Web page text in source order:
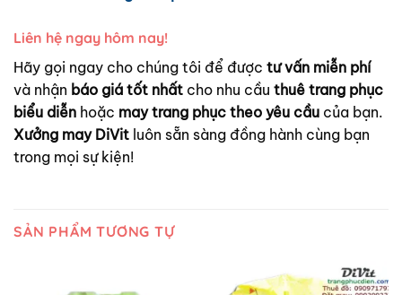
Liên hệ ngay hôm nay!
Hãy gọi ngay cho chúng tôi để được tư vấn miễn phí
và nhận báo giá tốt nhất cho nhu cầu thuê trang phục
biểu diễn hoặc may trang phục theo yêu cầu của bạn.
Xưởng may DiVit luôn sẵn sàng đồng hành cùng bạn
trong mọi sự kiện!
SẢN PHẨM TƯƠNG TỰ